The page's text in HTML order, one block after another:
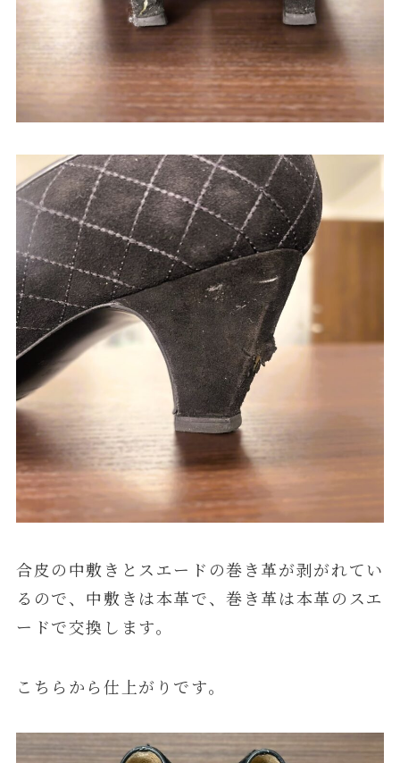
合皮の中敷きとスエードの巻き革が剥がれてい
るので、中敷きは本革で、巻き革は本革のスエ
ードで交換します。
こちらから仕上がりです。